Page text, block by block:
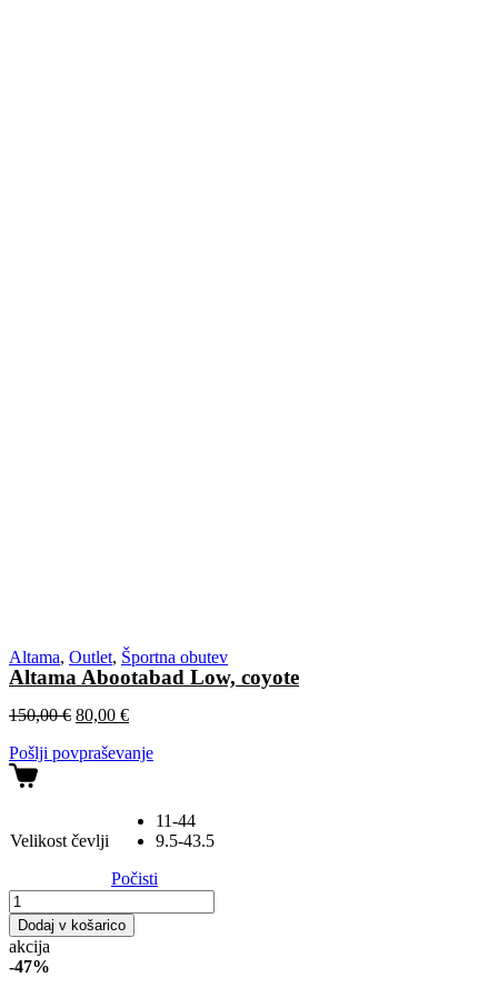
Altama, Outlet, Športna obutev
Altama Abootabad Low, coyote
150,00€ Izvirna
je
80,00 €Trenutna
je:
Pošlji povpraševanje
Velikost čevlji
11-44
9.5-43.5
Počisti
Altama
Abootabad
Low,
coyote
količina
Dodaj v košarico
akcija
-47%